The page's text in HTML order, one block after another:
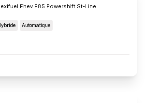
Fhev E85 Powershift St-Line
Automatique